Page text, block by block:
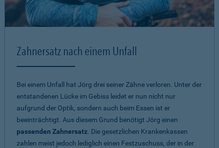
Zahnersatz nach einem Unfall
Bei einem Unfall hat Jörg drei seiner Zähne verloren. Unter der
entstandenen Lücke im Gebiss leidet er nun nicht nur
aufgrund der Optik, sondern auch beim Essen ist er
beeinträchtigt. Aus diesem Grund benötigt Jörg einen
passenden Zahnersatz. Die gesetzlichen Krankenkassen
zahlen meist jedoch lediglich einen Festzuschuss, der in der